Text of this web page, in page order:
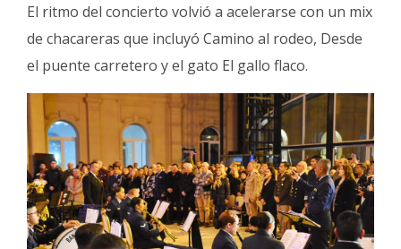
El ritmo del concierto volvió a acelerarse con un mix
de chacareras que incluyó Camino al rodeo, Desde
el puente carretero y el gato El gallo flaco.